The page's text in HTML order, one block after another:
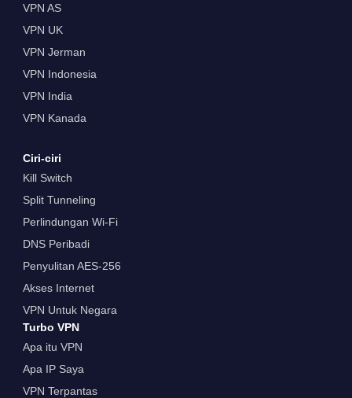
VPN AS
VPN UK
VPN Jerman
VPN Indonesia
VPN India
VPN Kanada
Ciri-ciri
Kill Switch
Split Tunneling
Perlindungan Wi-Fi
DNS Peribadi
Penyulitan AES-256
Akses Internet
VPN Untuk Negara
Turbo VPN
Apa itu VPN
Apa IP Saya
VPN Terpantas